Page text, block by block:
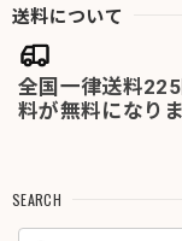
送料について
全国一律送料
料が無料になり
SEARCH